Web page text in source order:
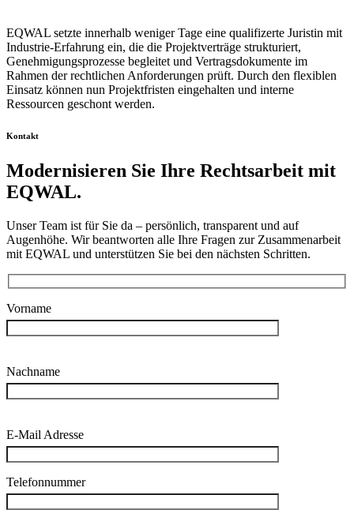
EQWAL setzte innerhalb weniger Tage eine qualifizerte Juristin mit
Industrie-Erfahrung ein, die die Projektverträge strukturiert,
Genehmigungsprozesse begleitet und Vertragsdokumente im
Rahmen der rechtlichen Anforderungen prüft. Durch den flexiblen
Einsatz können nun Projektfristen eingehalten und interne
Ressourcen geschont werden.
Kontakt
Modernisieren Sie Ihre Rechtsarbeit mit
EQWAL.
Unser Team ist für Sie da – persönlich, transparent und auf
Augenhöhe. Wir beantworten alle Ihre Fragen zur Zusammenarbeit
mit EQWAL und unterstützen Sie bei den nächsten Schritten.
Vorname
Nachname
E-Mail Adresse
Telefonnummer